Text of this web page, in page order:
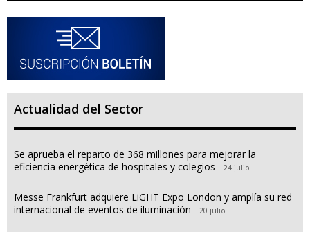
Actualidad del Sector
Se aprueba el reparto de 368 millones para mejorar la
eficiencia energética de hospitales y colegios
24 julio
Messe Frankfurt adquiere LiGHT Expo London y amplía su red
internacional de eventos de iluminación
20 julio